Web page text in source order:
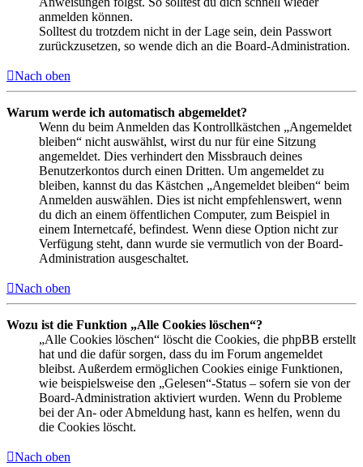
anmelden können.
Solltest du trotzdem nicht in der Lage sein, dein Passwort
zurückzusetzen, so wende dich an die Board-Administration.
Nach oben
Warum werde ich automatisch abgemeldet?
Wenn du beim Anmelden das Kontrollkästchen „Angemeldet
bleiben“ nicht auswählst, wirst du nur für eine Sitzung
angemeldet. Dies verhindert den Missbrauch deines
Benutzerkontos durch einen Dritten. Um angemeldet zu
bleiben, kannst du das Kästchen „Angemeldet bleiben“ beim
Anmelden auswählen. Dies ist nicht empfehlenswert, wenn
du dich an einem öffentlichen Computer, zum Beispiel in
einem Internetcafé, befindest. Wenn diese Option nicht zur
Verfügung steht, dann wurde sie vermutlich von der Board-
Administration ausgeschaltet.
Nach oben
Wozu ist die Funktion „Alle Cookies löschen“?
„Alle Cookies löschen“ löscht die Cookies, die phpBB erstellt
hat und die dafür sorgen, dass du im Forum angemeldet
bleibst. Außerdem ermöglichen Cookies einige Funktionen,
wie beispielsweise den „Gelesen“-Status – sofern sie von der
Board-Administration aktiviert wurden. Wenn du Probleme
bei der An- oder Abmeldung hast, kann es helfen, wenn du
die Cookies löscht.
Nach oben